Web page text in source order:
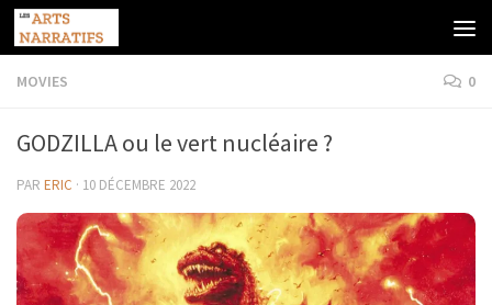
Skip to content
MOVIES 0
GODZILLA ou le vert nucléaire ?
PAR ERIC · 10 DÉCEMBRE 2022